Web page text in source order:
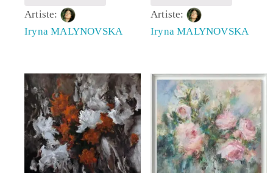
Artiste:
Iryna MALYNOVSKA
Artiste:
Iryna MALYNOVSKA